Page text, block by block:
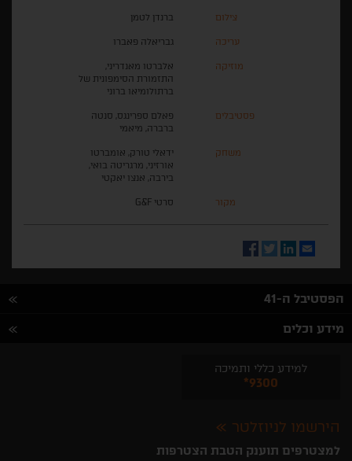
צילום ברנדן לטמן
עריכה גבריאלה פאברו
מוזיקה
אלברטו מאנדריני,
התזמורת הסימפונית של
ברתולומיאו ברוני
פסטיבלים
פאלם ספרינגס, סנטה
ברברה, מיאמי
משחק
ידאלי טורק, אומברטו
אורזיני, מרגריטה בואי,
בירבה, אנצו יאקטי
מקור סרטי G&F
Email
LinkedIn
Twitter
Facebook
הפסטיבל ה-41
מידע וכלים
למידע כללי ותמיכה
*9300
הירשמו לניוזלטר
למצטרפים תוענק הטבת הצטרפות